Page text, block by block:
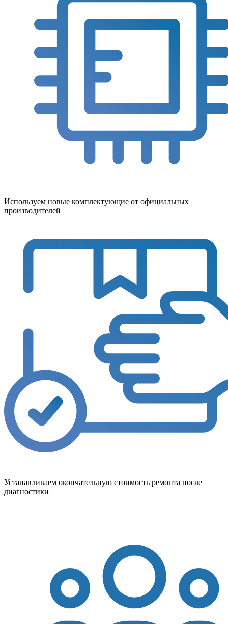
Используем новые комплектующие от официальных
производителей
Устанавливаем окончательную стоимость ремонта после
диагностики